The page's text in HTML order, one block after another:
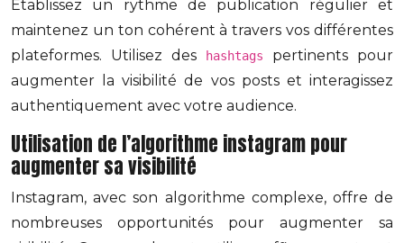
Établissez un rythme de publication régulier et
maintenez un ton cohérent à travers vos différentes
plateformes. Utilisez des
hashtags
pertinents pour
augmenter la visibilité de vos posts et interagissez
authentiquement avec votre audience.
Utilisation de l’algorithme instagram pour
augmenter sa visibilité
Instagram, avec son algorithme complexe, offre de
nombreuses opportunités pour augmenter sa